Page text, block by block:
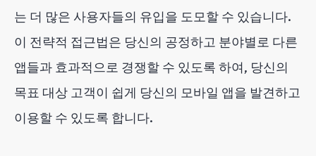
는 더 많은 사용자들의 유입을 도모할 수 있습니다.
이 전략적 접근법은 당신의 공정하고 분야별로 다른
앱들과 효과적으로 경쟁할 수 있도록 하여, 당신의
목표 대상 고객이 쉽게 당신의 모바일 앱을 발견하고
이용할 수 있도록 합니다.